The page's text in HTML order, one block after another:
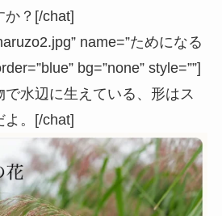
か？[/chat]
name=”ためになる
bg=”none” style=””]
水辺に生えている、形はス
よ。[/chat]